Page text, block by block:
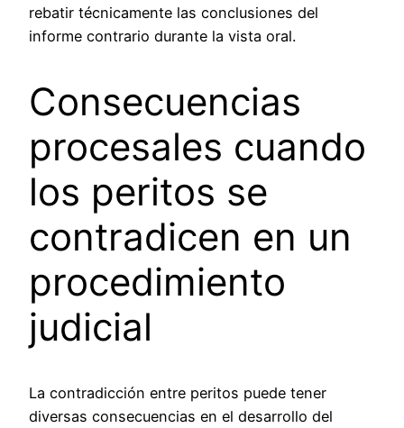
rebatir técnicamente las conclusiones del
informe contrario durante la vista oral.
Consecuencias
procesales cuando
los peritos se
contradicen en un
procedimiento
judicial
La contradicción entre peritos puede tener
diversas consecuencias en el desarrollo del